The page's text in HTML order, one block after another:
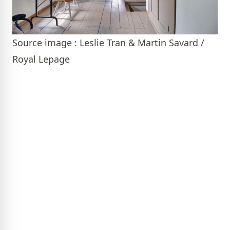
Source image : Leslie Tran & Martin Savard /
Royal Lepage